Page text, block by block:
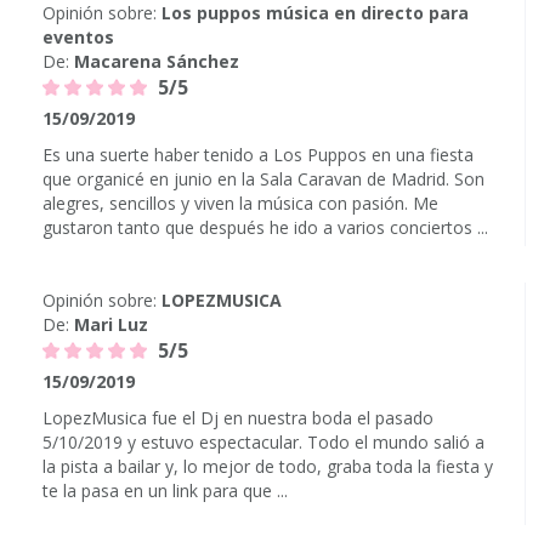
Opinión sobre: Los puppos música en directo para
eventos
De: Macarena Sánchez
5/5
15/09/2019
Es una suerte haber tenido a Los Puppos en una fiesta
que organicé en junio en la Sala Caravan de Madrid. Son
alegres, sencillos y viven la música con pasión. Me
gustaron tanto que después he ido a varios conciertos ...
Opinión sobre: LOPEZMUSICA
De: Mari Luz
5/5
15/09/2019
LopezMusica fue el Dj en nuestra boda el pasado
5/10/2019 y estuvo espectacular. Todo el mundo salió a
la pista a bailar y, lo mejor de todo, graba toda la fiesta y
te la pasa en un link para que ...